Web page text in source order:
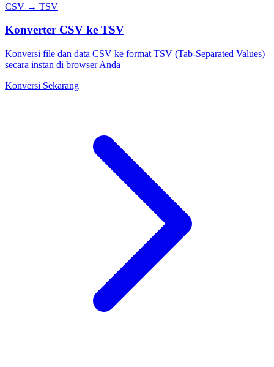
CSV → TSV
Konverter CSV ke TSV
Konversi file dan data CSV ke format TSV (Tab-Separated Values)
secara instan di browser Anda
Konversi Sekarang